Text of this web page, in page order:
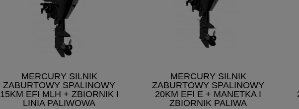
MERCURY SILNIK
ZABURTOWY SPALINOWY
15KM EFI MLH + ZBIORNIK I
LINIA PALIWOWA
MERCURY SILNIK
ZABURTOWY SPALINOWY
20KM EFI E + MANETKA I
ZBIORNIK PALIWA